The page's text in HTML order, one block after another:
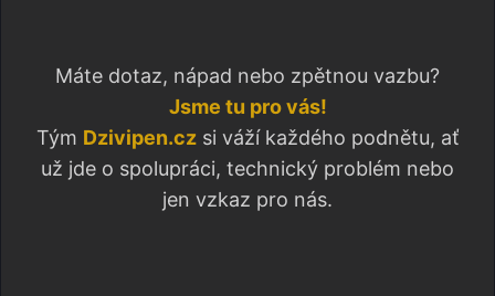
Máte dotaz, nápad nebo zpětnou vazbu?
Jsme tu pro vás!
Tým Dzivipen.czsi váží každého podnětu, ať
už jde o spolupráci, technický problém nebo
jen vzkaz pro nás.